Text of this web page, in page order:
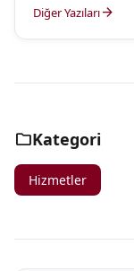
Diğer Yazılarıarrow_forward
folderKategori
Hizmetler